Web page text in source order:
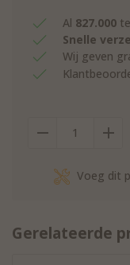
Al 827.000
Snelle
Wij geven
Voeg dit
Gerelateerde